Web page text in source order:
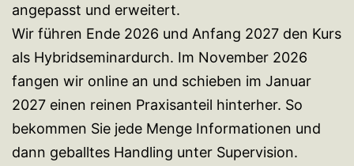
angepasst und erweitert.
Wir führen Ende 2026 und Anfang 2027 den Kurs
als Hybridseminardurch. Im November 2026
fangen wir online an und schieben im Januar
2027 einen reinen Praxisanteil hinterher. So
bekommen Sie jede Menge Informationen und
dann geballtes Handling unter Supervision.